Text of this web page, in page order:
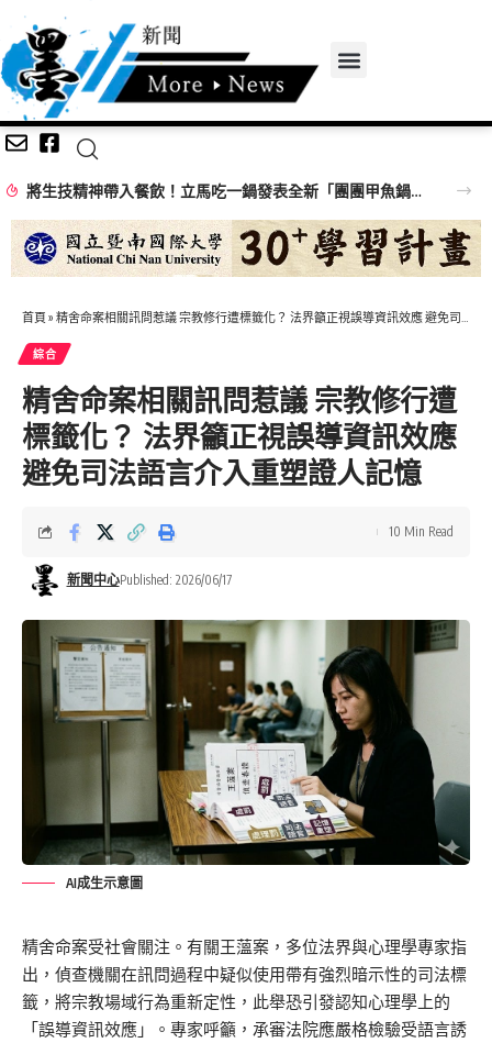
將生技精神帶入餐飲！立馬吃一鍋發表全新「團團甲魚鍋」 搶攻特色鍋物市場
首頁 » 精舍命案相關訊問惹議 宗教修行遭標籤化？ 法界籲正視誤導資訊效應 避免司法語言介入重塑證人記憶
綜合
精舍命案相關訊問惹議 宗教修行遭
標籤化？ 法界籲正視誤導資訊效應
避免司法語言介入重塑證人記憶
新聞中心Published: 2026/06/17
10 Min Read
AI成生示意圖
精舍命案受社會關注。有關王薀案，多位法界與心理學專家指
出，偵查機關在訊問過程中疑似使用帶有強烈暗示性的司法標
籤，將宗教場域行為重新定性，此舉恐引發認知心理學上的
「誤導資訊效應」。專家呼籲，承審法院應嚴格檢驗受語言誘